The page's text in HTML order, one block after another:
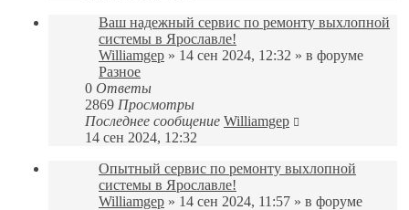
Ваш надежный сервис по ремонту выхлопной
системы в Ярославле!
Williamgep » 14 сен 2024, 12:32 » в форуме
Разное
0 Ответы
2869 Просмотры
Последнее сообщение Williamgep
14 сен 2024, 12:32
Опытный сервис по ремонту выхлопной
системы в Ярославле!
Williamgep » 14 сен 2024, 11:57 » в форуме